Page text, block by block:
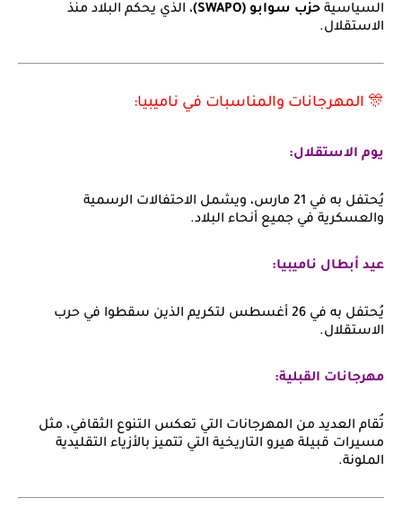
السياسية حزب سوابو (SWAPO)
، الذي يحكم البلاد منذ
الاستقلال.
🎊 المهرجانات والمناسبات في ناميبيا:
يوم الاستقلال:
يُحتفل به في 21 مارس، ويشمل الاحتفالات الرسمية
والعسكرية في جميع أنحاء البلاد.
عيد أبطال ناميبيا:
يُحتفل به في 26 أغسطس لتكريم الذين سقطوا في حرب
الاستقلال.
مهرجانات القبلية:
تُقام العديد من المهرجانات التي تعكس التنوع الثقافي، مثل
مسيرات قبيلة هيرو التاريخية التي تتميز بالأزياء التقليدية
الملونة.